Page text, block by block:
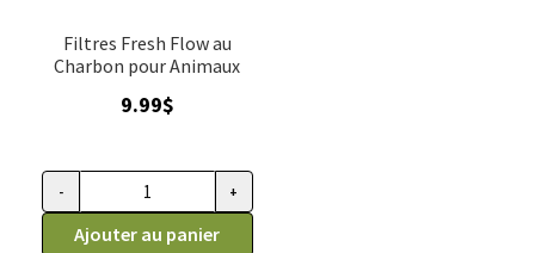
Filtres Fresh Flow au
Charbon pour Animaux
9.99$
quantité
- +
Ajouter au panier